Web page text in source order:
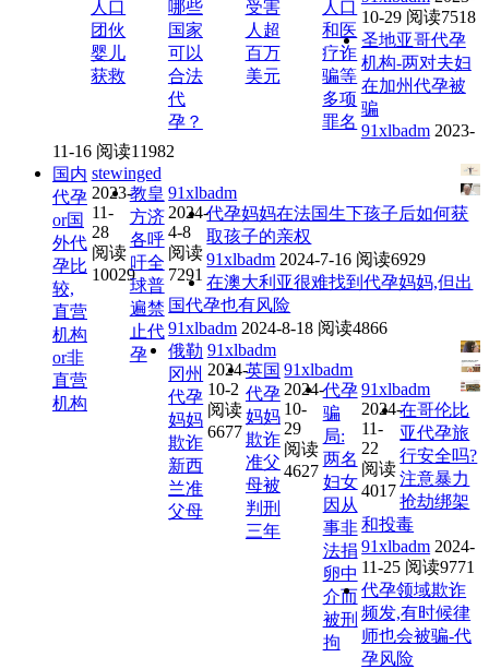
人口
团伙
婴儿
获救
哪些
国家
可以
合法
代
孕？
受害
人超
百万
美元
人口
和医
疗诈
骗等
多项
罪名
10-29 阅读7518
圣地亚哥代孕
机构-两对夫妇
在加州代孕被
骗
91xlbadm 2023-
11-16 阅读11982
国内
代孕
or国
外代
孕比
较,
直营
机构
or非
直营
机构
stewinged
2023-
11-
28
阅读
10029
教皇
方济
各呼
吁全
球普
遍禁
止代
孕
91xlbadm
2024-
4-8
阅读
7291
代孕妈妈在法国生下孩子后如何获
取孩子的亲权
91xlbadm 2024-7-16 阅读6929
在澳大利亚很难找到代孕妈妈,但出
国代孕也有风险
91xlbadm 2024-8-18 阅读4866
俄勒
冈州
代孕
妈妈
欺诈
新西
兰准
父母
91xlbadm
2024-
10-2
阅读
6677
英国
代孕
妈妈
欺诈
准父
母被
判刑
三年
91xlbadm
2024-
10-
29
阅读
4627
代孕
骗
局:
两名
妇女
因从
事非
法捐
卵中
介而
被刑
拘
91xlbadm
2024-
11-
22
阅读
4017
在哥伦比
亚代孕旅
行安全吗?
注意暴力
抢劫绑架
和投毒
91xlbadm 2024-
11-25 阅读9771
代孕领域欺诈
频发,有时候律
师也会被骗-代
孕风险